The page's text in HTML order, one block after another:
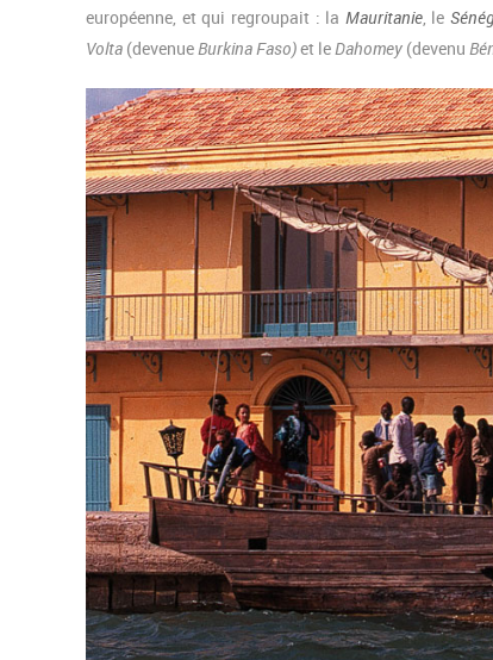
européenne, et qui regroupait : la Mauritanie, le
Volta (devenueBurkina Faso)et leDahomey (devenu